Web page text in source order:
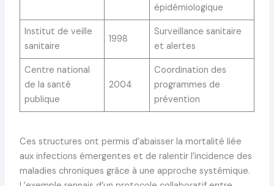
épidémiologique
Institut de veille
sanitaire
1998
Surveillance sanitaire
et alertes
Centre national
de la santé
publique
2004
Coordination des
programmes de
prévention
Ces structures ont permis d’abaisser la mortalité liée
aux infections émergentes et de ralentir l’incidence des
maladies chroniques grâce à une approche systémique.